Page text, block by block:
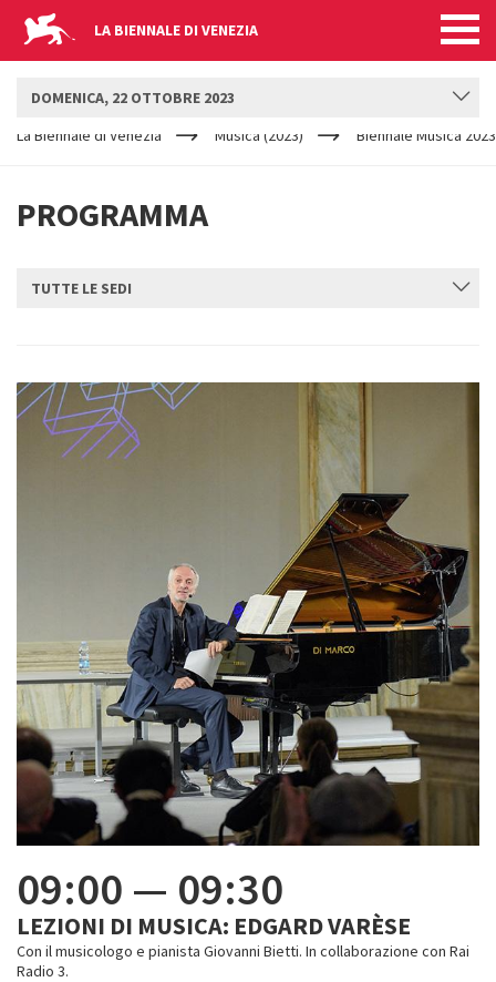
LA BIENNALE DI VENEZIA
ARE
La Biennale di Venezia Musica (2023) Biennale Musica 2023
PROGRAMMA
DOMENICA, 22 OTTOBRE 2023
TUTTE LE SEDI
09:00 — 09:30
LEZIONI DI MUSICA: EDGARD VARÈSE
Con il musicologo e pianista Giovanni Bietti. In collaborazione con Rai
Radio 3.